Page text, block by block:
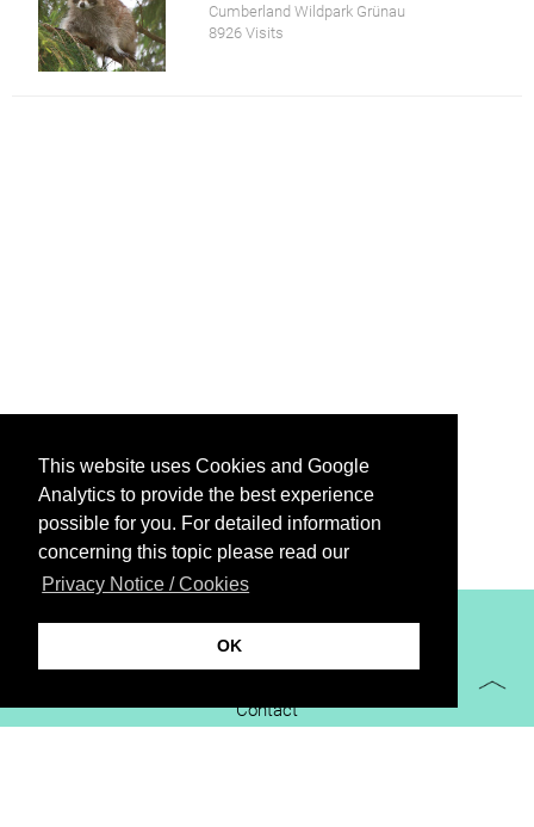
This website uses Cookies and Google
Analytics to provide the best experience
possible for you. For detailed information
concerning this topic please read our
Privacy Notice / Cookies
OK
Cumberland Wildpark Grünau
8926 Visits
XiBIT Infoguide 2021
Contact